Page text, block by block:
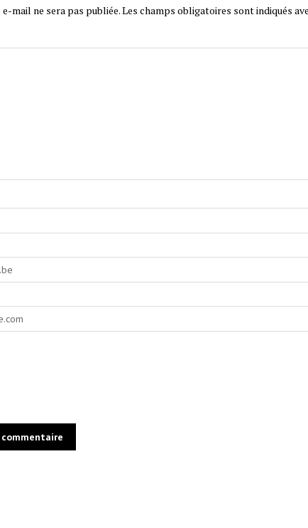
mail ne sera pas publiée.Les champs obligatoires sont indiqués